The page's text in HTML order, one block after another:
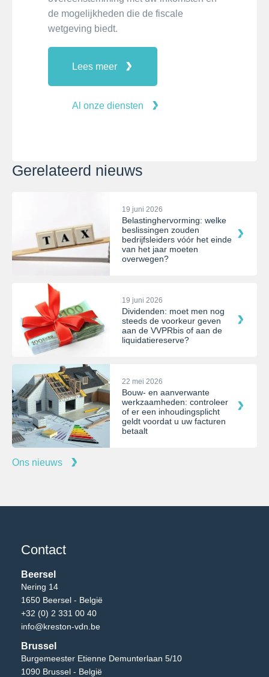
de mogelijkheden die de fiscale
wetgeving biedt.
Lees meer
Al onze diensten
Gerelateerd nieuws
19 juni 2026
Belastinghervorming: welke
beslissingen zouden
bedrijfsleiders vóór het einde
van het jaar moeten
overwegen?
19 juni 2026
Dividenden: moet men nog
steeds de voorkeur geven
aan de VVPRbis of aan de
liquidatiereserve?
22 mei 2026
Bouw- en aanverwante
werkzaamheden: controleer
of er een inhoudingsplicht
geldt voordat u uw facturen
betaalt
Ons nieuws
Contact
Beersel
Nering 14
1650 Beersel - België
+32 (0) 2 331 00 40
info@kreston-vdn.be
Brussel
Burgemeester Etienne Demunterlaan 5/10
1090 Brussel - België